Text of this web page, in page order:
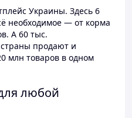
Украины. Здесь 6
необходимое — от корма
А 60 тыс.
продают и
млн товаров в одном
любой